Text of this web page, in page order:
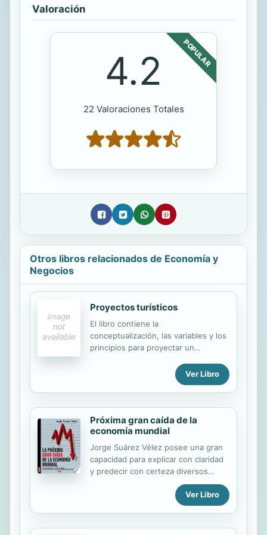
Valoración
POPULAR
4.2
22 Valoraciones Totales
Otros libros relacionados de Economía y
Negocios
Proyectos turísticos
El libro contiene la
conceptualización, las variables y los
principios para proyectar un
turismo a muchas localidades exigió
su redimensionamiento. Otros
centros turísticos, nuevos y surgidos
por una generación de demanda,
fracasaron o perdieron su perfil
motivador
Ver Libro
Próxima gran caída de la
economía mundial
Jorge Suárez Vélez posee una gran
capacidad para explicar con claridad
y predecir con certeza diversos
escenarios del complejo ámbito de la
economía global. "La gente sólo
acepta el cambio cuando se enfrenta
necesidad cuando la crisis acecha",
Ver Libro